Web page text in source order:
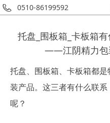
0510-86199592
托盘_围板箱_卡板箱
——江阴精力包
托盘、围板箱、卡板箱都
装产品。这三者有什么联系
呢？